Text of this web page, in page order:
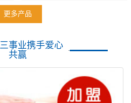
更多产品
事业携手爱心
共赢